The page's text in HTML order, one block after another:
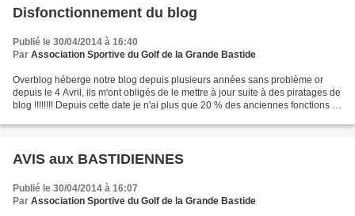
Disfonctionnement du blog
Publié le 30/04/2014 à 16:40
Par Association Sportive du Golf de la Grande Bastide
Overblog héberge notre blog depuis plusieurs années sans problème or
depuis le 4 Avril, ils m'ont obligés de le mettre à jour suite à des piratages de
blog !!!!!!!! Depuis cette date je n'ai plus que 20 % des anciennes fonctions à
AVIS aux BASTIDIENNES
Publié le 30/04/2014 à 16:07
Par Association Sportive du Golf de la Grande Bastide